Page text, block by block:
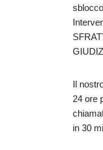
Il
24 ore
in 30